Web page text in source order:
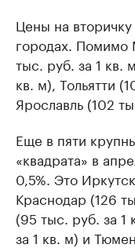
Цены на
городах. Помимо
тыс. руб. за 1 кв.
кв. м), Тольятти
Ярославль (102
Еще в пяти
«квадрата» в
0,5%. Это
Краснодар (126
(95 тыс. руб. за 1
за 1 кв. м) и